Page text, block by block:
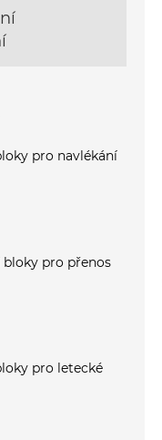
pro navlékání
bloky pro přenos
pro letecké